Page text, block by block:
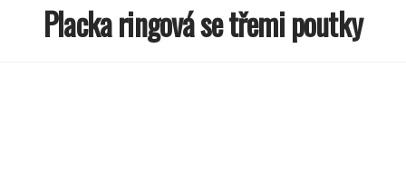
Placka ringová se třemi poutky